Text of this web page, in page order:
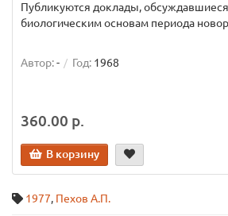
Публикуются доклады,
биологическим основам периода
Автор:- Год: 1968
360.00 р.
В корзину
1977, Пехов А.П.